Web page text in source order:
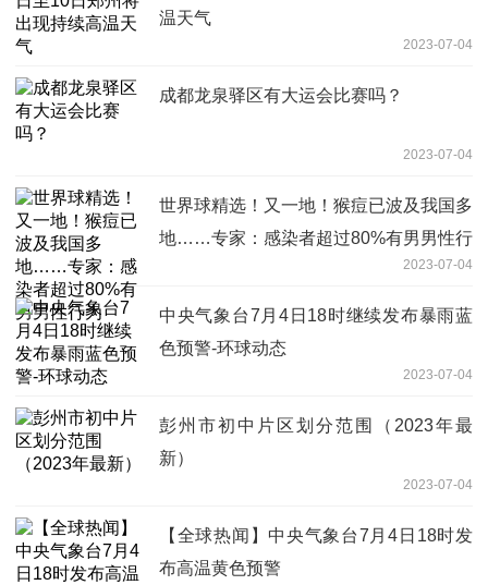
温天气
2023-07-04
成都龙泉驿区有大运会比赛吗？
2023-07-04
世界球精选！又一地！猴痘已波及我国多
地……专家：感染者超过80%有男男性行
2023-07-04
中央气象台7月4日18时继续发布暴雨蓝
色预警-环球动态
2023-07-04
彭州市初中片区划分范围（2023年最
新）
2023-07-04
【全球热闻】中央气象台7月4日18时发
布高温黄色预警